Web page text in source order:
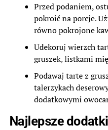
Przed podaniem,
pokroić na porcje.
równo pokrojone
Udekoruj wierzch
gruszek, listkami
Podawaj tarte z
talerzykach
dodatkowymi
Najlepsze